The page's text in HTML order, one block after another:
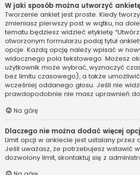
W jaki sposób można utworzyć
Tworzenie ankiet jest proste. Kiedy
zmieniasz pierwszy post w wątku, na
tematu będziesz widzieć etykietę
otworzonym formularzu podaj tytuł
opcje. Każdą opcję należy wpisać w
widocznego pola tekstowego. Możesz
użytkownik może wybrać, wyznaczyć
bez limitu czasowego), a także
wcześniej oddanego głosu. Jeśli nie
prawdopodobnie nie masz uprawnień
Na górę
Dlaczego nie można dodać więcej
Limit opcji w ankiecie jest ustalany przez
Jeśli uważasz, że potrzebujesz wstawić
dozwolony limit, skontaktuj się z